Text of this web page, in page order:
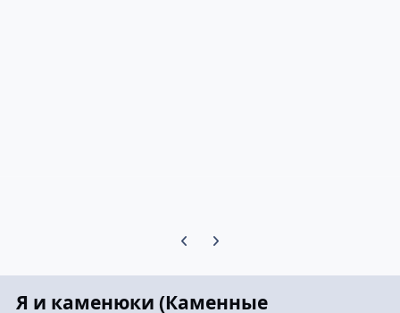
Предыдущий слайд карусели
Следующий слайд карусели
Я и каменюки (Каменные